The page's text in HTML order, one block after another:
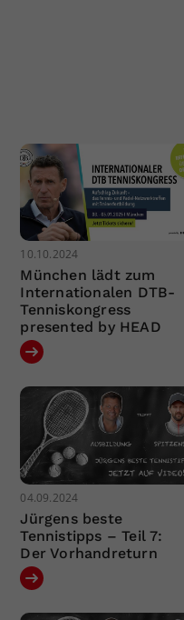
10.10.2024
München lädt zum
Internationalen DTB-
Tenniskongress
presented by HEAD
04.09.2024
Jürgens beste
Tennistipps – Teil 7:
Der Vorhandreturn